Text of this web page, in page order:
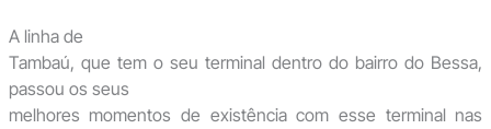
A linha de
Tambaú, que tem o seu terminal dentro do bairro do Bessa,
passou os seus
melhores momentos de existência com esse terminal nas